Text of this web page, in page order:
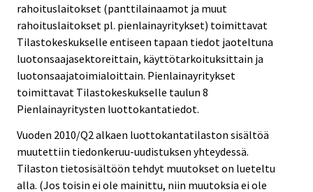
rahoituslaitokset (panttilainaamot ja muut
rahoituslaitokset pl. pienlainayritykset) toimittavat
Tilastokeskukselle entiseen tapaan tiedot jaoteltuna
luotonsaajasektoreittain, käyttötarkoituksittain ja
luotonsaajatoimialoittain. Pienlainayritykset
toimittavat Tilastokeskukselle taulun 8
Pienlainayritysten luottokantatiedot.
Vuoden 2010/Q2 alkaen luottokantatilaston sisältöä
muutettiin tiedonkeruu-uudistuksen yhteydessä.
Tilaston tietosisältöön tehdyt muutokset on lueteltu
alla. (Jos toisin ei ole mainittu, niin muutoksia ei ole